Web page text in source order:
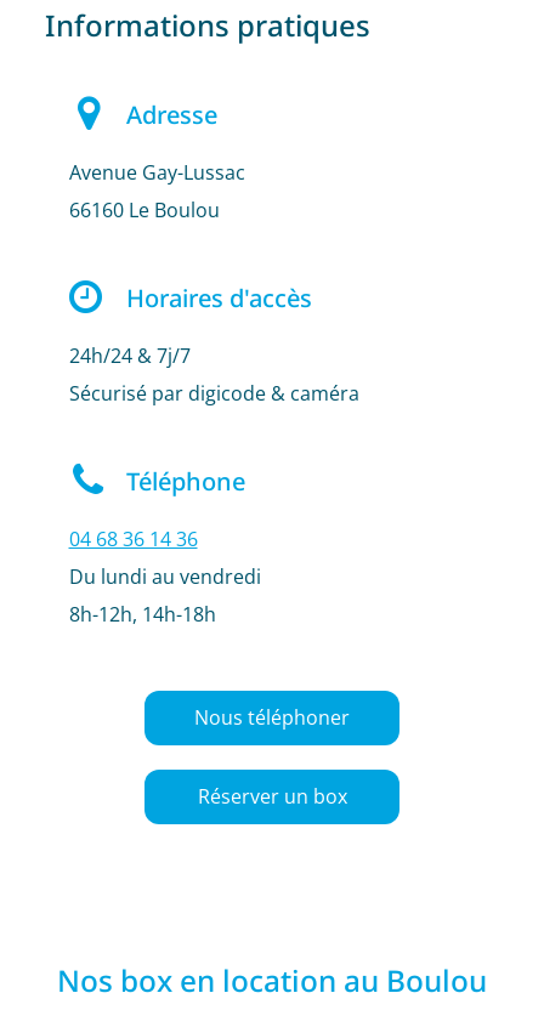
Informations pratiques
Adresse
Avenue Gay-Lussac
66160 Le Boulou
Horaires d'accès
24h/24 & 7j/7
Sécurisé par digicode & caméra
Téléphone
04 68 36 14 36
Du lundi au vendredi
8h-12h, 14h-18h
Nous téléphoner
Réserver un box
Nos box en location au Boulou